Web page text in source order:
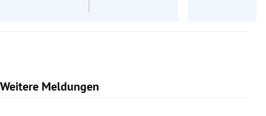
Weitere Meldungen